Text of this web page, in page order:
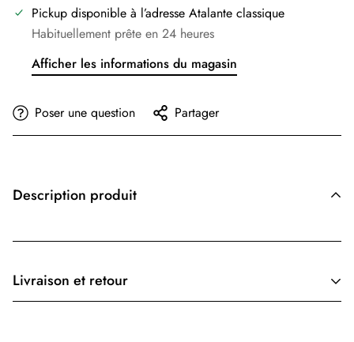
Pickup disponible à l’adresse Atalante classique
Habituellement prête en 24 heures
Afficher les informations du magasin
Poser une question Partager
Description produit
Livraison et retour